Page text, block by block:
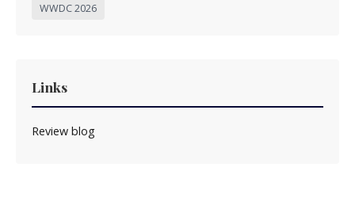
WWDC 2026
Links
Review blog